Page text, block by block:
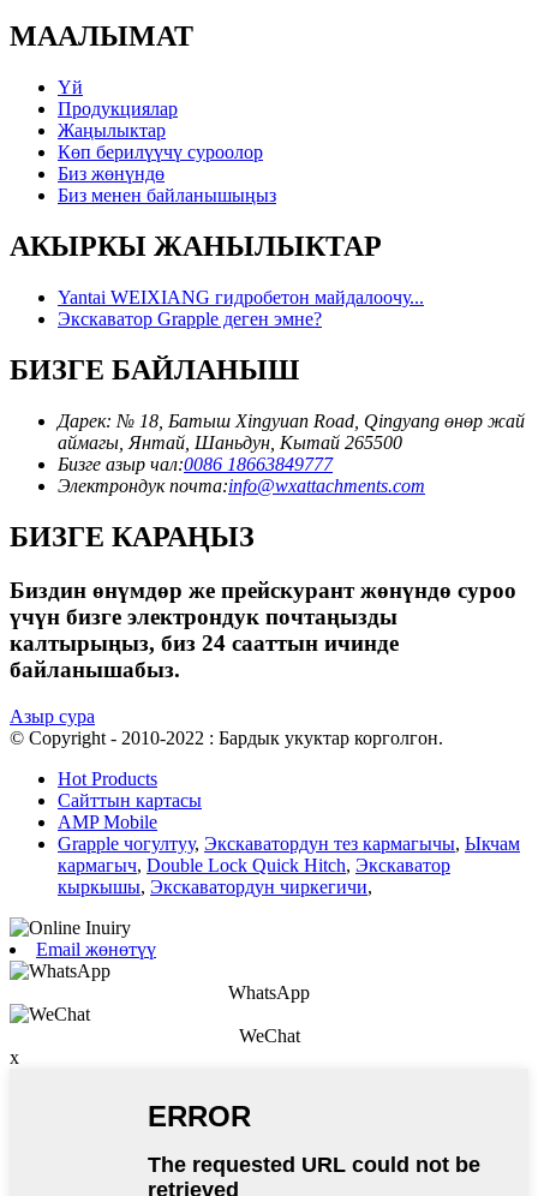
МААЛЫМАТ
Үй
Продукциялар
Жаңылыктар
Көп берилүүчү суроолор
Биз жөнүндө
Биз менен байланышыңыз
АКЫРКЫ ЖАНЫЛЫКТАР
Yantai WEIXIANG гидробетон майдалоочу...
Экскаватор Grapple деген эмне?
БИЗГЕ БАЙЛАНЫШ
Дарек: № 18, Батыш Xingyuan Road, Qingyang өнөр жай
аймагы, Янтай, Шаньдун, Кытай 265500
Бизге азыр чал:0086 18663849777
Электрондук почта:info@wxattachments.com
БИЗГЕ КАРАҢЫЗ
Биздин өнүмдөр же прейскурант жөнүндө суроо
үчүн бизге электрондук почтаңызды
калтырыңыз, биз 24 сааттын ичинде
байланышабыз.
Азыр сура
© Copyright - 2010-2022 : Бардык укуктар корголгон.
Hot Products
Сайттын картасы
AMP Mobile
Grapple чогултуу, Экскаватордун тез кармагычы, Ыкчам
кармагыч, Double Lock Quick Hitch, Экскаватор
кыркышы, Экскаватордун чиркегичи,
Email жөнөтүү
WhatsApp
WeChat
x